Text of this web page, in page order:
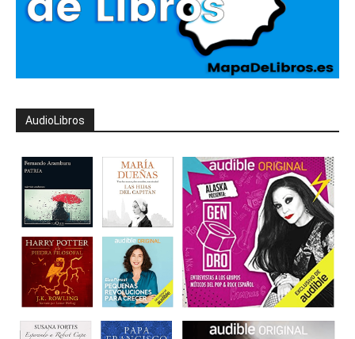
AudioLibros